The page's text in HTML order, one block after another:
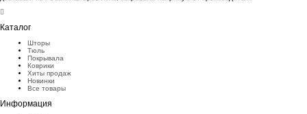
Каталог
Шторы
Тюль
Покрывала
Коврики
Хиты продаж
Новинки
Все товары
Информация